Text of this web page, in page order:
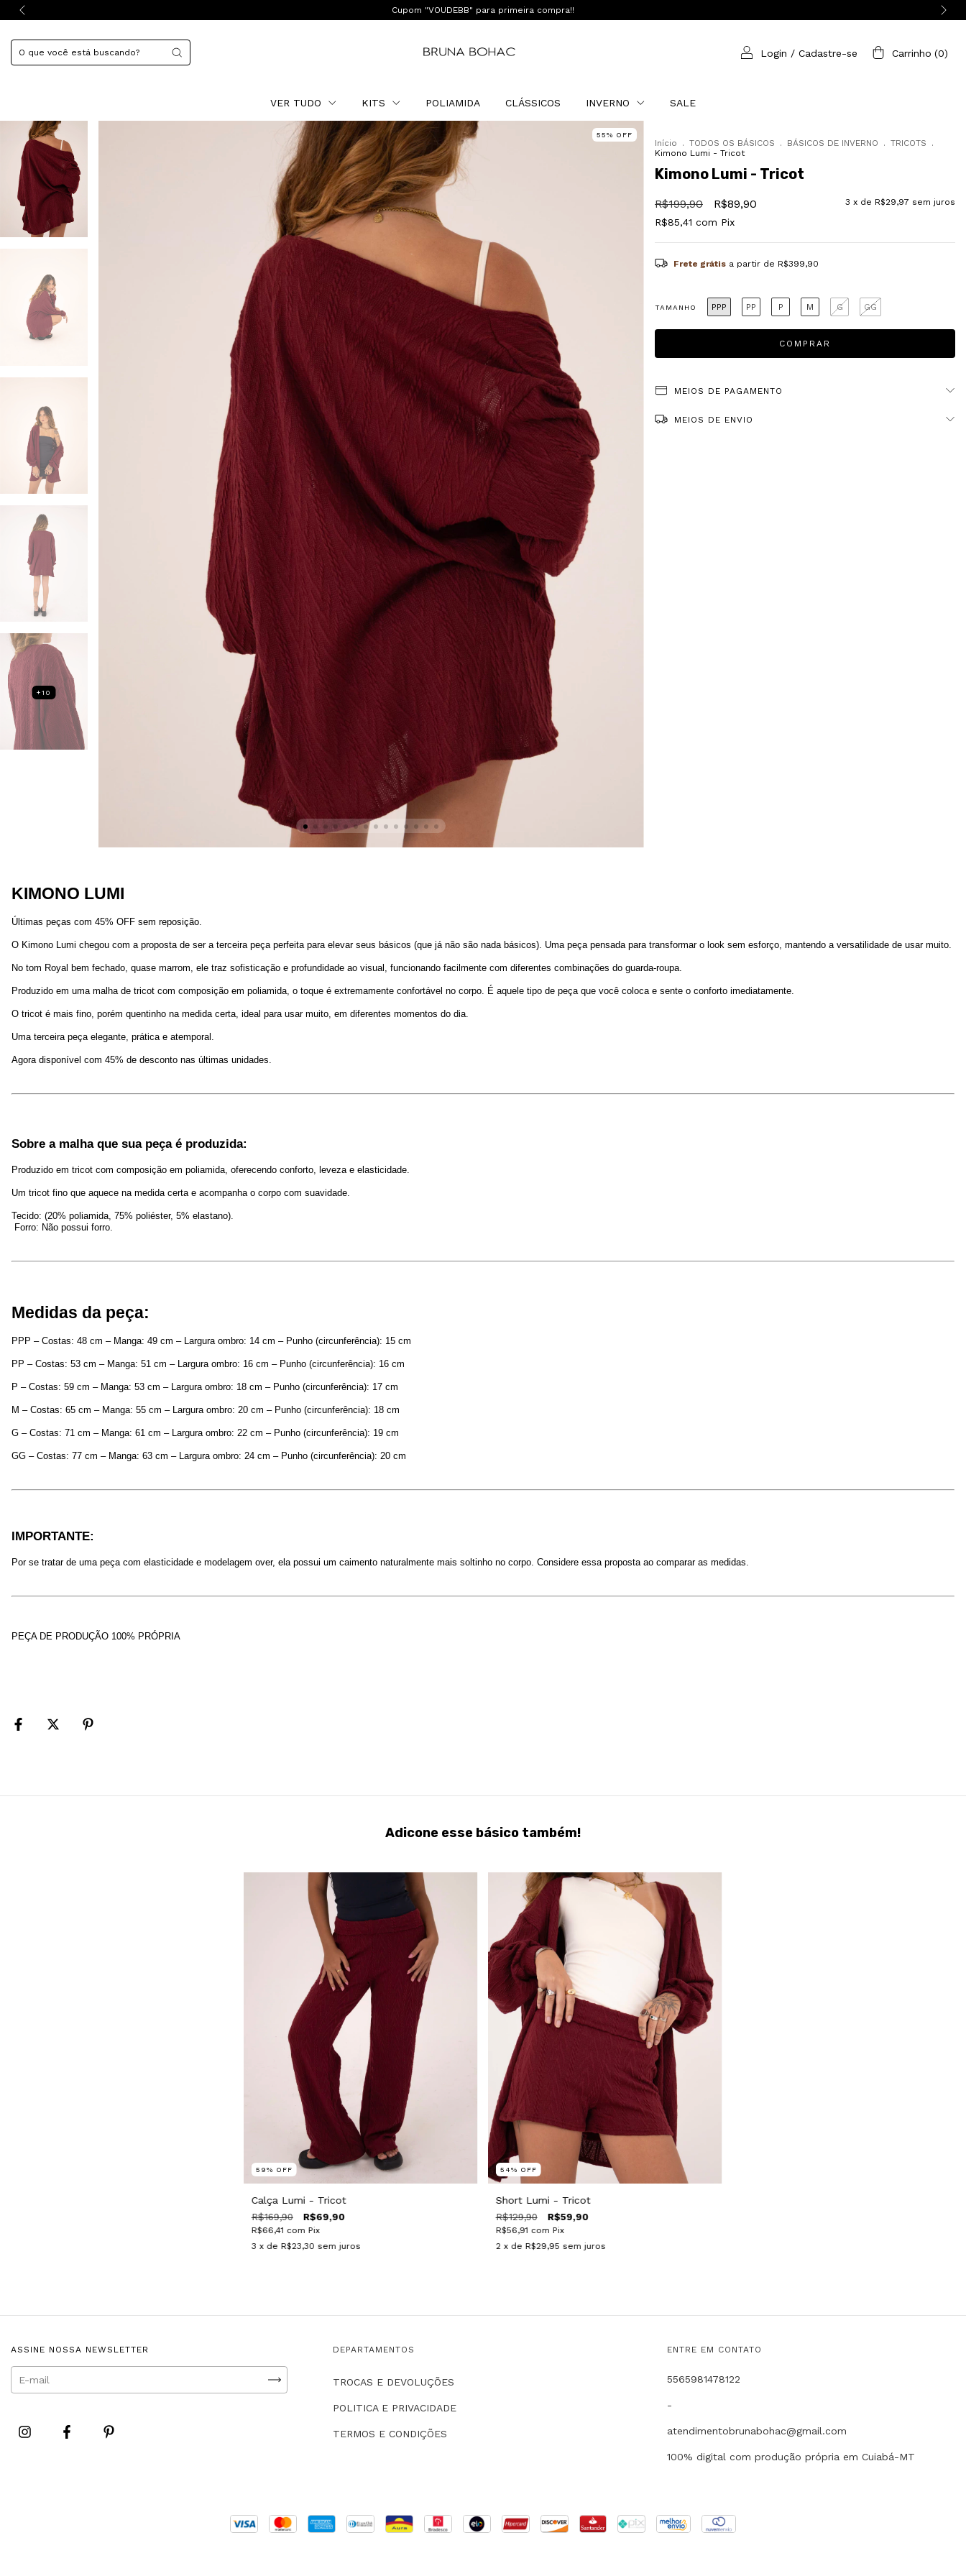
Cupom "VOUDEBB" para primeira compra!!
Login / Cadastre-se Carrinho (0)
VER TUDO KITS POLIAMIDA CLÁSSICOS INVERNO SALE
+10
55% OFF
Início . TODOS OS BÁSICOS . BÁSICOS DE INVERNO . TRICOTS
.
Kimono Lumi - Tricot
Kimono Lumi - Tricot
R$199,90 R$89,90 3 x de R$29,97 sem juros
R$85,41 com Pix
Frete grátis a partir de R$399,90
TAMANHO PPP PP P M G GG
MEIOS DE PAGAMENTO
MEIOS DE ENVIO
KIMONO LUMI
Últimas peças com 45% OFF sem reposição.
O Kimono Lumi chegou com a proposta de ser a terceira peça perfeita para elevar seus básicos (que já não são nada básicos). Uma peça pensada para transformar o look sem esforço, mantendo a versatilidade de usar muito.
No tom Royal bem fechado, quase marrom, ele traz sofisticação e profundidade ao visual, funcionando facilmente com diferentes combinações do guarda-roupa.
Produzido em uma malha de tricot com composição em poliamida, o toque é extremamente confortável no corpo. É aquele tipo de peça que você coloca e sente o conforto imediatamente.
O tricot é mais fino, porém quentinho na medida certa, ideal para usar muito, em diferentes momentos do dia.
Uma terceira peça elegante, prática e atemporal.
Agora disponível com 45% de desconto nas últimas unidades.
Sobre a malha que sua peça é produzida:
Produzido em tricot com composição em poliamida, oferecendo conforto, leveza e elasticidade.
Um tricot fino que aquece na medida certa e acompanha o corpo com suavidade.
Tecido: (20% poliamida, 75% poliéster, 5% elastano).
Forro: Não possui forro.
Medidas da peça:
PPP – Costas: 48 cm – Manga: 49 cm – Largura ombro: 14 cm – Punho (circunferência): 15 cm
PP – Costas: 53 cm – Manga: 51 cm – Largura ombro: 16 cm – Punho (circunferência): 16 cm
P – Costas: 59 cm – Manga: 53 cm – Largura ombro: 18 cm – Punho (circunferência): 17 cm
M – Costas: 65 cm – Manga: 55 cm – Largura ombro: 20 cm – Punho (circunferência): 18 cm
G – Costas: 71 cm – Manga: 61 cm – Largura ombro: 22 cm – Punho (circunferência): 19 cm
GG – Costas: 77 cm – Manga: 63 cm – Largura ombro: 24 cm – Punho (circunferência): 20 cm
IMPORTANTE:
Por se tratar de uma peça com elasticidade e modelagem over, ela possui um caimento naturalmente mais soltinho no corpo. Considere essa proposta ao comparar as medidas.
PEÇA DE PRODUÇÃO 100% PRÓPRIA
Adicone esse básico também!
59% OFF
Calça Lumi - Tricot
R$169,90 R$69,90
R$66,41 com Pix
3 x de R$23,30 sem juros
54% OFF
Short Lumi - Tricot
R$129,90 R$59,90
R$56,91 com Pix
2 x de R$29,95 sem juros
ASSINE NOSSA NEWSLETTER DEPARTAMENTOS
TROCAS E DEVOLUÇÕES
POLITICA E PRIVACIDADE
TERMOS E CONDIÇÕES
ENTRE EM CONTATO
5565981478122
-
atendimentobrunabohac@gmail.com
100% digital com produção própria em Cuiabá-MT